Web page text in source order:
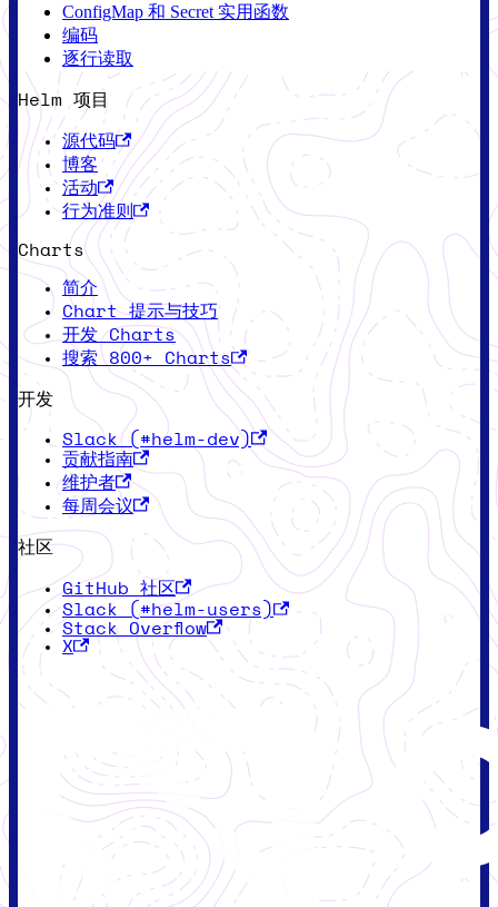
ConfigMap 和 Secret 实用函数
编码
逐行读取
Helm 项目
源代码
博客
活动
行为准则
Charts
简介
Chart 提示与技巧
开发 Charts
搜索 800+ Charts
开发
Slack (#helm-dev)
贡献指南
维护者
每周会议
社区
GitHub 社区
Slack (#helm-users)
Stack Overflow
X